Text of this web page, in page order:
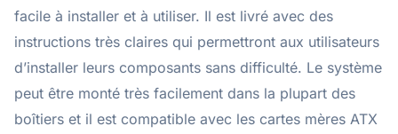
facile à installer et à utiliser. Il est livré avec des
instructions très claires qui permettront aux utilisateurs
d’installer leurs composants sans difficulté. Le système
peut être monté très facilement dans la plupart des
boîtiers et il est compatible avec les cartes mères ATX